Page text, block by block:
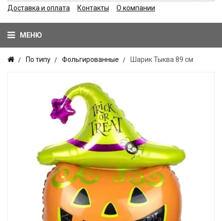
Доставка и оплата Контакты О компании
МЕНЮ
По типу Фольгированные Шарик Тыква 89 см